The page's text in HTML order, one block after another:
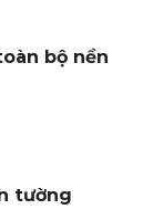
bộ nền
tường